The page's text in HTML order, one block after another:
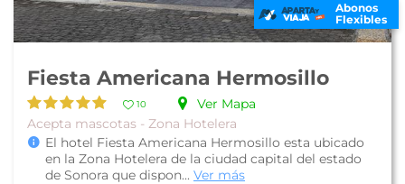
Abonos
Flexibles
Fiesta Americana Hermosillo
10
Ver Mapa
Acepta mascotas - Zona Hotelera
El hotel Fiesta Americana Hermosillo esta ubicado
en la Zona Hotelera de la ciudad capital del estado
de Sonora que dispon... Ver más